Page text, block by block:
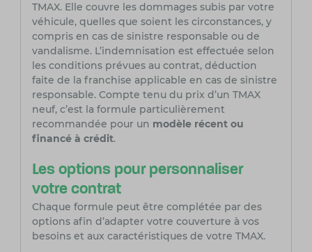
TMAX. Elle couvre les dommages subis par votre
véhicule, quelles que soient les circonstances, y
compris en cas de sinistre responsable ou de
vandalisme. L’indemnisation est effectuée selon
les conditions prévues au contrat, déduction
faite de la franchise applicable en cas de sinistre
responsable. Compte tenu du prix d’un TMAX
neuf, c’est la formule particulièrement
recommandée pour un modèle récent ou
financé à crédit.
Les options pour personnaliser
votre contrat
Chaque formule peut être complétée par des
options afin d’adapter votre couverture à vos
besoins et aux caractéristiques de votre TMAX.